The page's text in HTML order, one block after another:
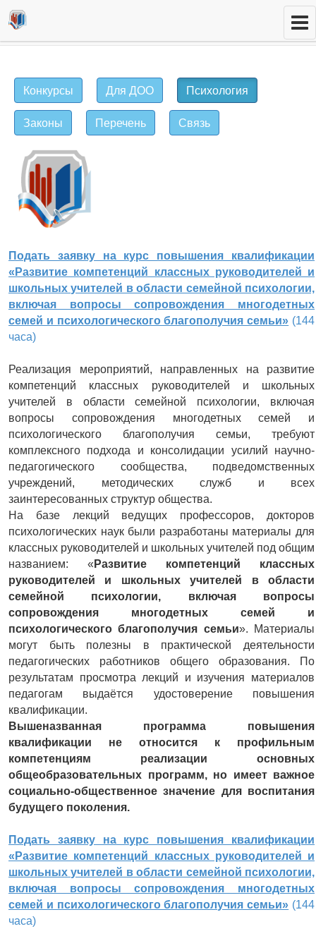
Конкурсы Для ДОО
Психология
Законы
Перечень Связь
Подать заявку на курс повышения квалификации
«Развитие компетенций классных руководителей и
школьных учителей в области семейной психологии,
включая вопросы сопровождения многодетных
семей и психологического благополучия семьи» (144
часа)
Реализация мероприятий, направленных на развитие
компетенций классных руководителей и школьных
учителей в области семейной психологии, включая
вопросы сопровождения многодетных семей и
психологического благополучия семьи, требуют
комплексного подхода и консолидации усилий научно-
педагогического сообщества, подведомственных
учреждений, методических служб и всех
заинтересованных структур общества.
На базе лекций ведущих профессоров, докторов
психологических наук были разработаны материалы для
классных руководителей и школьных учителей под общим
названием: « Развитие компетенций классных
руководителей и школьных учителей в области
семейной психологии, включая вопросы
сопровождения многодетных семей и
психологического благополучия семьи». Материалы
могут быть полезны в практической деятельности
педагогических работников общего образования. По
результатам просмотра лекций и изучения материалов
педагогам выдаётся удостоверение повышения
квалификации.
Вышеназванная программа повышения
квалификации не относится к профильным
компетенциям реализации основных
общеобразовательных программ, но имеет важное
социально-общественное значение для воспитания
будущего поколения.
Подать заявку на курс повышения квалификации
«Развитие компетенций классных руководителей и
школьных учителей в области семейной психологии,
включая вопросы сопровождения многодетных
семей и психологического благополучия семьи» (144
часа)